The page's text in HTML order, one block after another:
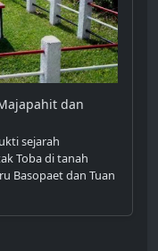
dan
sejarah
Toba di tanah
Basopaet dan Tuan